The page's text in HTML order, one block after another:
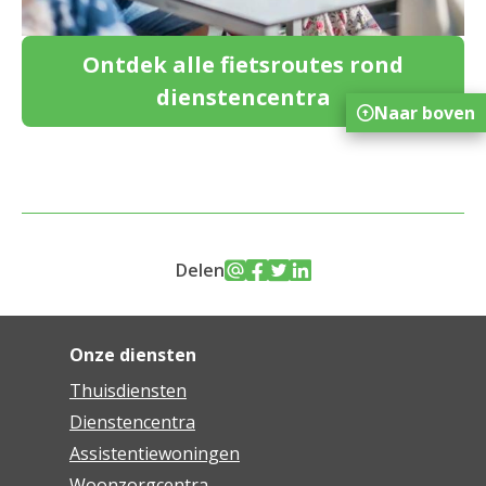
Ontdek alle fietsroutes rond
dienstencentra
Delen
Onze diensten
Thuisdiensten
Dienstencentra
Assistentiewoningen
Naar boven